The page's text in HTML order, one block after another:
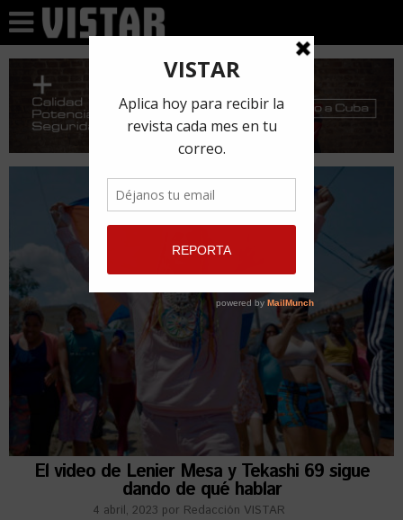
El video de Lenier Mesa y Tekashi 69 sigue
dando de qué hablar
4 abril, 2023 por Redacción VISTAR